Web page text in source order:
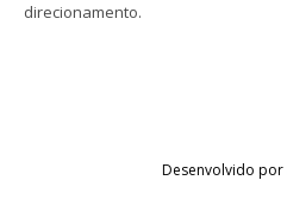
direcionamento.
Desenvolvido por